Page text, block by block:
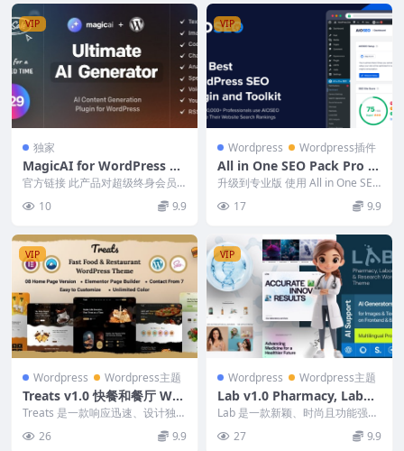
VIP
独家
MagicAI for WordPress v
1.4 – AI Text, Image, Chat,
Code, and Voice Generato
r
官方链接 此产品对超级终身会员
免费。 标准终身会员可享受 40%
折扣6 个月会...
10 9.9
VIP
Wordpress Wordpress插件
All in One SEO Pack Pro 4.
7.3 + Updated Addons [Ac
升级到专业版 使用 All in One SEO
17 9.9
VIP
Wordpress Wordpress主题
Treats v1.0 快餐和餐厅 Wor
dPress 主题
Treats 是一款响应迅速、设计独特
且现代的 WordPress 主题。我们
在...26 9.9
VIP
Wordpress Wordpress主题
Lab v1.0 Pharmacy, Labor
atory & Research WordPr
ess Theme [Activated]
Lab 是一款新颖、时尚且功能强大
的 WordPress 主题，非常适合任
何科学...
27 9.9